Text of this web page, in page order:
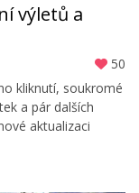
výletů a
50
kliknutí, soukromé
a pár dalších
aktualizaci